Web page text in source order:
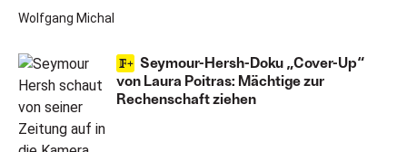
Wolfgang Michal
Seymour-Hersh-Doku „Cover-Up“
von Laura Poitras: Mächtige zur
Rechenschaft ziehen